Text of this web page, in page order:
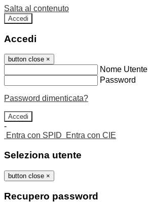
Salta al contenuto
Accedi
Accedi
button close ×
Nome Utente
Password
Password dimenticata?
-
Entra con SPID
Entra con CIE
Seleziona utente
button close ×
Recupero password